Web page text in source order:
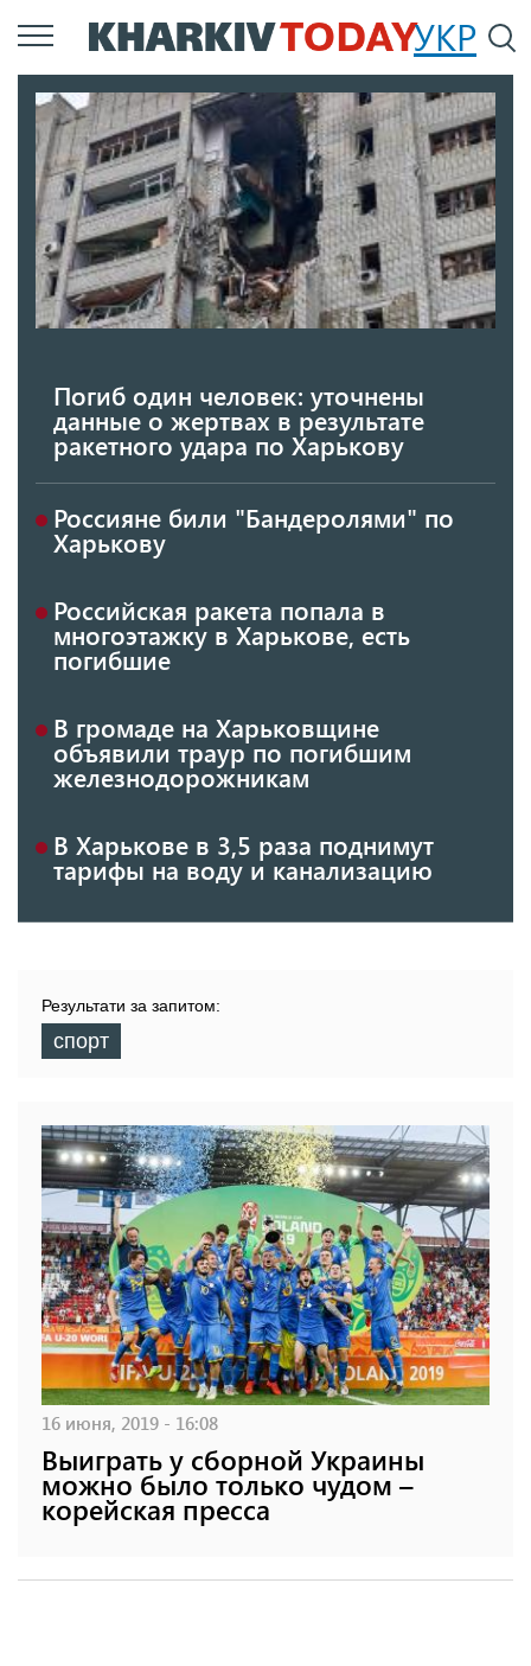
Перейти
к
содержанию
УКР
Погиб один человек: уточнены
данные о жертвах в результате
ракетного удара по Харькову
Россияне били "Бандеролями" по
Харькову
Российская ракета попала в
многоэтажку в Харькове, есть
погибшие
В громаде на Харьковщине
объявили траур по погибшим
железнодорожникам
В Харькове в 3,5 раза поднимут
тарифы на воду и канализацию
Результати за запитом:
спорт
16 июня, 2019 - 16:08
Выиграть у сборной Украины
можно было только чудом –
корейская пресса